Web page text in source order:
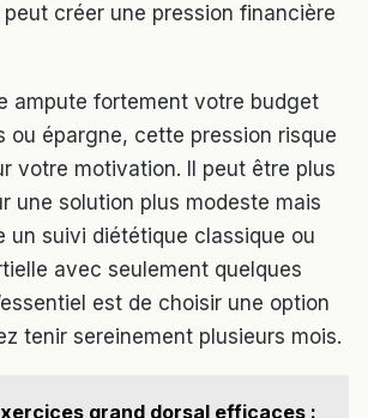
créer une pression financière
ampute fortement votre budget
ou épargne, cette pression risque
votre motivation. Il peut être plus
une solution plus modeste mais
un suivi diététique classique ou
avec seulement quelques
est de choisir une option
tenir sereinement plusieurs mois.
grand dorsal efficaces :